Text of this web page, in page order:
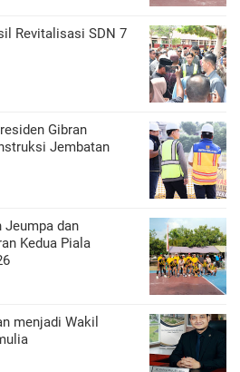
Revitalisasi SDN 7
Gibran
Jembatan
dan
Kedua Piala
menjadi Wakil